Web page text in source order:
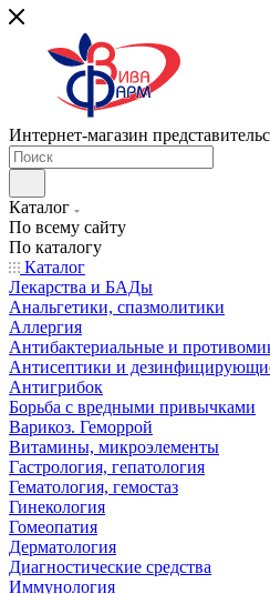
Интернет-магазин
Каталог
По всему сайту
По каталогу
Каталог
Лекарства и БАДы
Анальгетики, спазмолитики
Аллергия
Антибактериальные и
Антисептики и
Антигрибок
Борьба с вредными привычками
Варикоз. Геморрой
Витамины, микроэлементы
Гастрология, гепатология
Гематология, гемостаз
Гинекология
Гомеопатия
Дерматология
Диагностические средства
Иммунология